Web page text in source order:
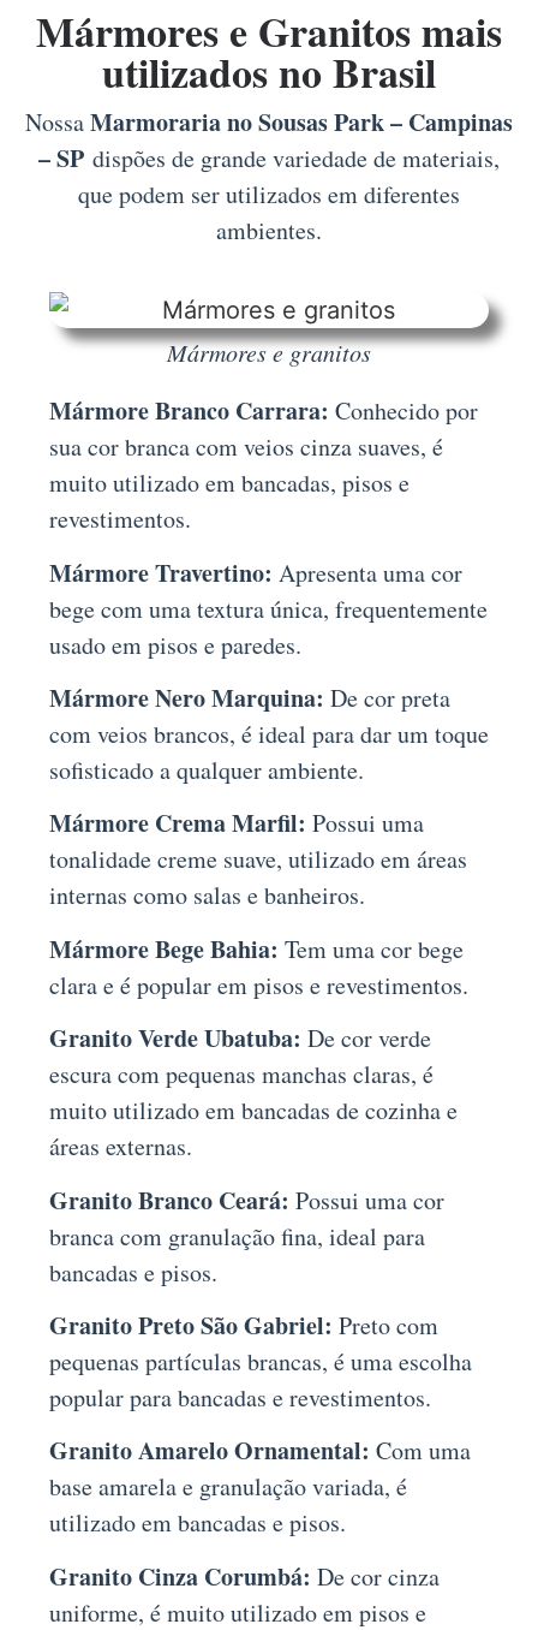
Mármores e Granitos mais
utilizados no Brasil
NossaMarmoraria no Sousas Park – Campinas
– SP dispões de grande variedade de materiais,
que podem ser utilizados em diferentes
ambientes.
Mármores e granitos
Mármore Branco Carrara: Conhecido por
sua cor branca com veios cinza suaves, é
muito utilizado em bancadas, pisos e
revestimentos.
Mármore Travertino: Apresenta uma cor
bege com uma textura única, frequentemente
usado em pisos e paredes.
Mármore Nero Marquina: De cor preta
com veios brancos, é ideal para dar um toque
sofisticado a qualquer ambiente.
Mármore Crema Marfil: Possui uma
tonalidade creme suave, utilizado em áreas
internas como salas e banheiros.
Mármore Bege Bahia: Tem uma cor bege
clara e é popular em pisos e revestimentos.
Granito Verde Ubatuba: De cor verde
escura com pequenas manchas claras, é
muito utilizado em bancadas de cozinha e
áreas externas.
Granito Branco Ceará: Possui uma cor
branca com granulação fina, ideal para
bancadas e pisos.
Granito Preto São Gabriel: Preto com
pequenas partículas brancas, é uma escolha
popular para bancadas e revestimentos.
Granito Amarelo Ornamental: Com uma
base amarela e granulação variada, é
utilizado em bancadas e pisos.
Granito Cinza Corumbá: De cor cinza
uniforme, é muito utilizado em pisos e